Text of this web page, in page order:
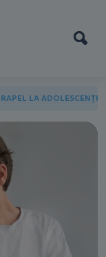
LA ADOLESCENȚI